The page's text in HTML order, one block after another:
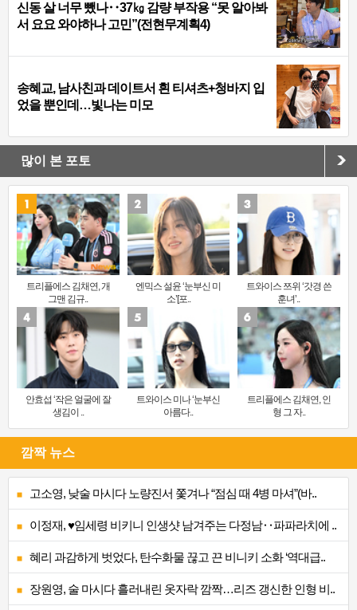
신동 살 너무 뺐나‥37㎏ 감량 부작용 “못 알아봐
서 요요 와야하나 고민”(전현무계획4)
송혜교, 남사친과 데이트서 흰 티셔츠+청바지 입
었을 뿐인데…빛나는 미모
많이 본 포토
트리플에스 김채연, 개
그맨 김규..
엔믹스 설윤 ‘눈부신 미
소’[포..
트와이스 쯔위 ‘갓경 쓴
훈녀’..
안효섭 ‘작은 얼굴에 잘
생김이 ..
트와이스 미나 ‘눈부신
아름다..
트리플에스 김채연, 인
형 그 자..
깜짝 뉴스
고소영, 낮술 마시다 노량진서 쫓겨나 “점심 때 4병 마셔”(바..
이정재, ♥임세령 비키니 인생샷 남겨주는 다정남‥파파라치에 ..
혜리 과감하게 벗었다, 탄수화물 끊고 끈 비니키 소화 ‘역대급..
장원영, 술 마시다 흘러내린 옷자락 깜짝…리즈 갱신한 인형 비..